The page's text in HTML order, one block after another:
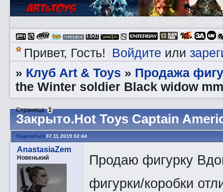
Привет, Гость! Войдите или
» Клуб Art & Toys » Продажа
the Winter soldier Black widow
Закрытo.Hot Toys Captain
Страница:1
Поделиться07.11.2019 02:44
AnastasiaZem
Новенький
Продаю фигурку
фигурки/коробки